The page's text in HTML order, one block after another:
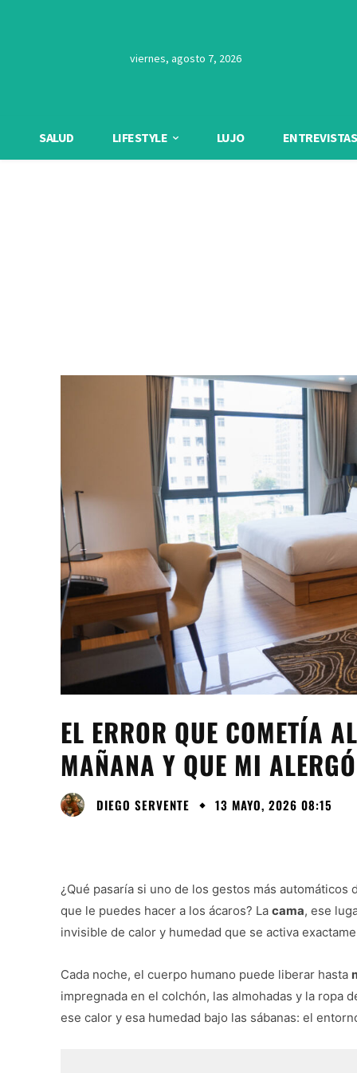
viernes, agosto 7, 2026
SALUD LIFESTYLE LUJO ENTREVISTAS
EL ERROR QUE COMETÍA
MAÑANA Y QUE MI
DIEGO SERVENTE 13 MAYO, 2026 08:15
¿Qué pasaría si uno de los gestos más
que le puedes hacer a los ácaros? La cama, ese
invisible de calor y humedad que se activa
Cada noche, el cuerpo humano puede liberar hasta
impregnada en el colchón, las almohadas y la ropa
ese calor y esa humedad bajo las sábanas: el